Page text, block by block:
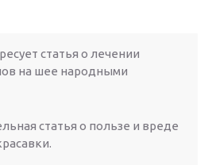
статья о лечении
на шее народными
статья о пользе и вреде